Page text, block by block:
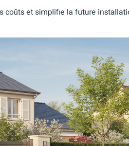
coûts et simplifie la future